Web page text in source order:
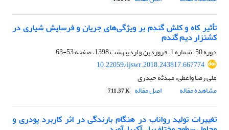
تأثیر کاه و کلش گندم بر ویژگی‌های جریان و فرسایش شیاری در
کشتزار دیم گندم
دوره 50، شماره 1، فروردین و اردیبهشت 1398، صفحه
53-63
10.22059/ijswr.2018.243817.667774
علی رضا واعظی، مهدثه حیدری
مشاهده مقاله
اصل مقاله 711.37 K
تغییر‌ات تولید رواناب در هنگام بارندگی در اثر کاربرد پودری و